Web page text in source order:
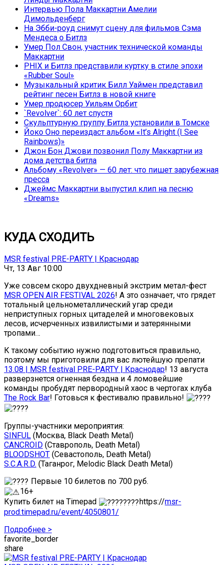
Интервью Пола Маккартни Амелии
Димольденберг
На Эбби-роуд снимут сцену для фильмов Сэма
Мендеса о Битлз
Умер Пол Свон, участник технической команды
Маккартни
PHIX и Битлз представили куртку в стиле эпохи
«Rubber Soul»
Музыкальный критик Билл Уаймен представил
рейтинг песен Битлз в новой книге
Умер продюсер Уильям Орбит
`Revolver`: 60 лет спустя
Скульптурную группу Битлз установили в Томске
Йоко Оно переиздаст альбом «It’s Alright (I See
Rainbows)»
Джон Бон Джови позвонил Полу Маккартни из
дома детства битла
Альбому «Revolver» — 60 лет: что пишет зарубежная
пресса
Джеймс Маккартни выпустил клип на песню
«Dreams»
КУДА СХОДИТЬ
MSR festival PRE-PARTY | Краснодар
Чт, 13 Авг 10:00
Уже совсем скоро двухдневный экстрим метал-фест
MSR OPEN AIR FESTIVAL 2026! А это означает, что грядет
тотальный цельнометаллический угар среди
неприступных горных цитаделей и многовековых
лесов, исчерченных извилистыми и затерянными
тропами…
К такому событию нужно подготовиться правильно,
поэтому мы приготовили для вас лютейшую препати
13.08 | MSR festival PRE-PARTY | Краснодар! 13 августа
разверзнется огненная бездна и 4 ломовейшие
команды пробудят первородный хаос в чертогах клуба
The Rock Bar! Готовься к фестивалю правильно!
Группы-участники мероприятия:
SINFUL (Москва, Black Death Metal)
CANCROID (Ставрополь, Death Metal)
BLOODSHOT (Севастополь, Death Metal)
S.C.A.R.D. (Таганрог, Melodic Black Death Metal)
Первые 10 билетов по 700 руб.
16+
Купить билет на Timepad
https://msr-
prod.timepad.ru/event/4050801/
Подробнее >
favorite_border
share